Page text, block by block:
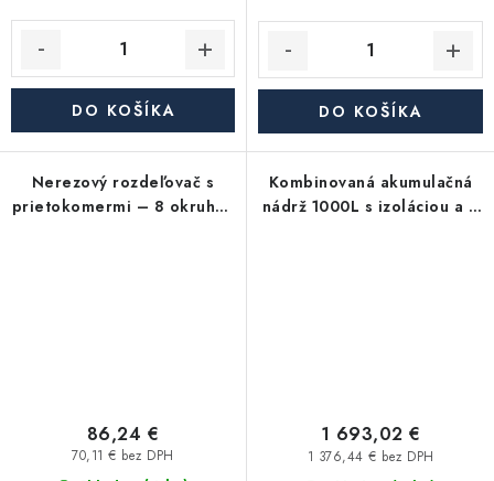
DO KOŠÍKA DO KOŠÍKA
Nerezový rozdeľovač s
prietokomermi – 8 okruhov
70,11 € bez DPH
86,24 €
Kombinovaná akumulačná
nádrž 1000L s izoláciou a 2
1 376,44 € bez DPH
1 693,02 €